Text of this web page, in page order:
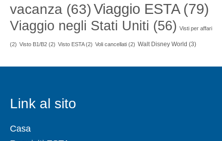
vacanza (63)Viaggio ESTA(79)
Viaggio negli Stati Uniti (56) Visti per affari
(2) Visto B1/B2 (2) Visto ESTA(2) Voli cancellati (2) Walt Disney World (3)
Link al sito
Casa